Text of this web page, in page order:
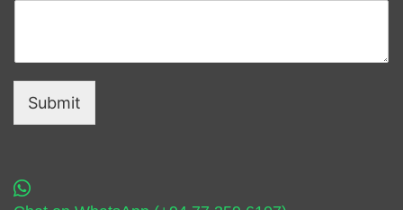
Submit